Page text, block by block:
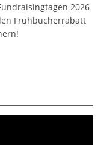
2026
Frühbucherrabatt